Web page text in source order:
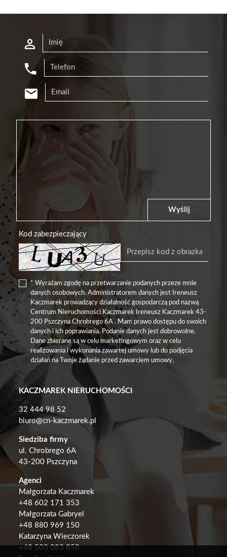
KACZMAREK NIERUCHOMOŚCI
32 444 98 52
biuro@cn-kaczmarek.pl
Siedziba firmy
ul. Chrobrego 6A
43-200 Pszczyna
Agenci
Małgorzata Kaczmarek
+48602 171 353
Małgorzata Gabryel
+48 880 969 150
Katarzyna Wieczorek
+48 503 083 858
Wyślij
Kod zabezpieczający
* Wyrażam zgodę na przetwarzanie podanych przeze mnie
danych osobowych. Administratorem danych jest Ireneusz
Kaczmarek prowadzący działalność gospodarczą pod nazwą
Centrum Nieruchomości Kaczmarek Ireneusz Kaczmarek 43-
200 Pszczyna Chrobrego 6A . Mam prawo dostępu do swoich
danych i ich poprawiania. Podanie danych jest dobrowolne.
Dane zbierane są w celu marketingowym oraz w celu
realizowania i wykonania zawartej umowy lub do podjęcia
działań na Twoje żądanie przed zawarciem umowy.